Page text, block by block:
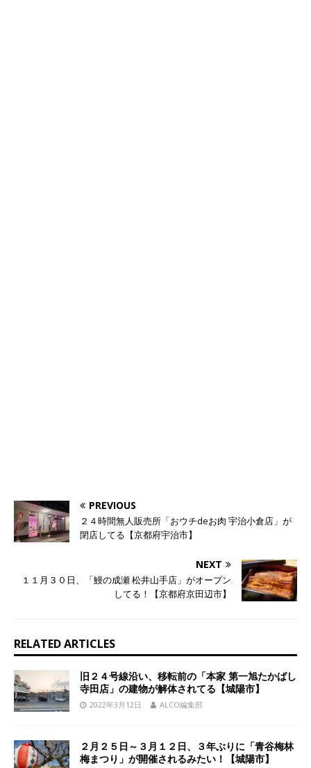
PREVIOUS
２４時間無人販売所「おウチdeお肉 宇治小倉店」が
閉店してる【京都府宇治市】
NEXT
１１月３０日、「鰻の成瀬 松井山手店」がオープン
してる！【京都府京田辺市】
RELATED ARTICLES
旧２４号線沿い、移転前の「本家 第一旭たかばし
寺田店」の建物が解体されてる【城陽市】
2022年3月12日 ALCO編集部
２月２５日～３月１２日、３年ぶりに「青谷梅林
梅まつり」が開催されるみたい！【城陽市】